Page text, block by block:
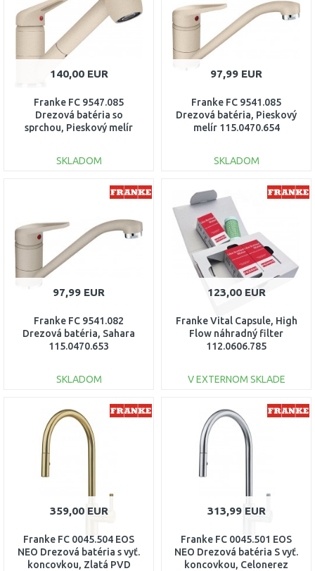
140,00 EUR
Franke FC 9547.085
Drezová batéria so
sprchou, Pieskový melír
SKLADOM
DO KOŠÍKA
97,99 EUR
Franke FC 9541.085
Drezová batéria, Pieskový
melír 115.0470.654
SKLADOM
DO KOŠÍKA
Porovnať
97,99 EUR
Franke FC 9541.082
Drezová batéria, Sahara
115.0470.653
SKLADOM
DO KOŠÍKA
Porovnať
123,00 EUR
Franke Vital Capsule, High
Flow náhradný filter
112.0606.785
V EXTERNOM SKLADE
DO KOŠÍKA
Porovnať
359,00 EUR
Franke FC 0045.504 EOS
NEO Drezová batéria s vyť.
koncovkou, Zlatá PVD
313,99 EUR
Franke FC 0045.501 EOS
NEO Drezová batéria S vyť.
koncovkou, Celonerez